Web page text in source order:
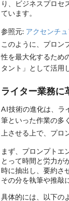
り、ビジネスプロセ
ています。
参照元: アクセンチ
このように、プロン
性を最大化するため
タント」として活用
ライター業務に
AI技術の進化は、ラ
筆といった作業の多
上させる上で、プ
まず、プロンプトエ
とって時間と労力が
時に抽出し、要約さ
その分を執筆や推敲
具体的には、以下の